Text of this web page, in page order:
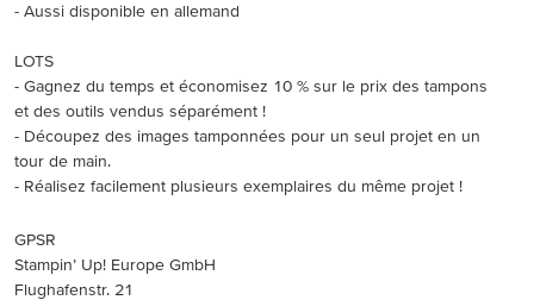
- Aussi disponible en allemand
LOTS
- Gagnez du temps et économisez 10 % sur le prix des tampons
et des outils vendus séparément !
- Découpez des images tamponnées pour un seul projet en un
tour de main.
- Réalisez facilement plusieurs exemplaires du même projet !
GPSR
Stampin’ Up! Europe GmbH
Flughafenstr. 21